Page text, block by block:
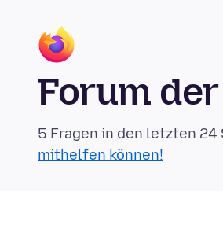
Forum
5 Fragen in den letzten
mithelfen können!